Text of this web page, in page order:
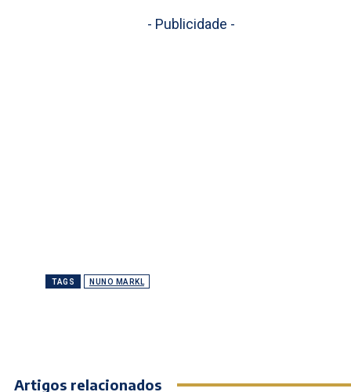
- Publicidade -
TAGS NUNO MARKL
Artigos relacionados